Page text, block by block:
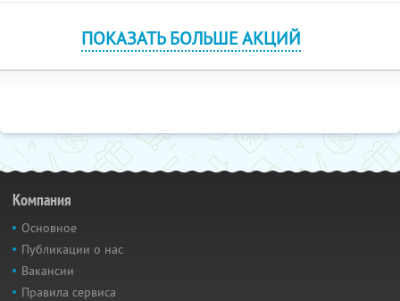
ПОКАЗАТЬ БОЛЬШЕ АКЦИЙ
Компания
Основное
Публикации о нас
Вакансии
Правила сервиса